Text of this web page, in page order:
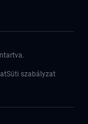
Süti szabályzat